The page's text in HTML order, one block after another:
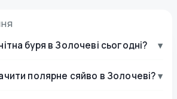
буря в Золочеві сьогодні? ▾
полярне сяйво в Золочеві? ▾